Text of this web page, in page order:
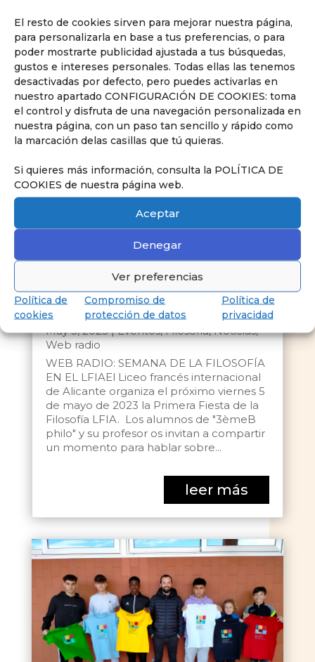
El resto de cookies sirven para mejorar nuestra página,
para personalizarla en base a tus preferencias, o para
poder mostrarte publicidad ajustada a tus búsquedas,
gustos e intereses personales. Todas ellas las tenemos
desactivadas por defecto, pero puedes activarlas en
nuestro apartado CONFIGURACIÓN DE COOKIES: toma
el control y disfruta de una navegación personalizada en
nuestra página, con un paso tan sencillo y rápido como
la marcación delas casillas que tú quieras.
Si quieres más información, consulta la POLÍTICA DE
COOKIES de nuestra página web.
Aceptar
Denegar
Ver preferencias
Política de
cookies
Compromiso de
protección de datos
Política de
privacidad
Festival de Filosofía del LFIA. Los alumnos
del '3èmeC philo' y su profesor les invitan
a compartir una jornada en torno al tema
de la libertad para...
leer más
Web Radio: Semana de la Filosofía LFIA
May 3, 2023|Eventos,Filosofía,Noticias,
Web radio
WEB RADIO: SEMANA DE LA FILOSOFÍA
EN EL LFIAEl Liceo francés internacional
de Alicante organiza el próximo viernes 5
de mayo de 2023 la Primera Fiesta de la
Filosofía LFIA. Los alumnos de "3èmeB
philo" y su profesor os invitan a compartir
un momento para hablar sobre...
leer más